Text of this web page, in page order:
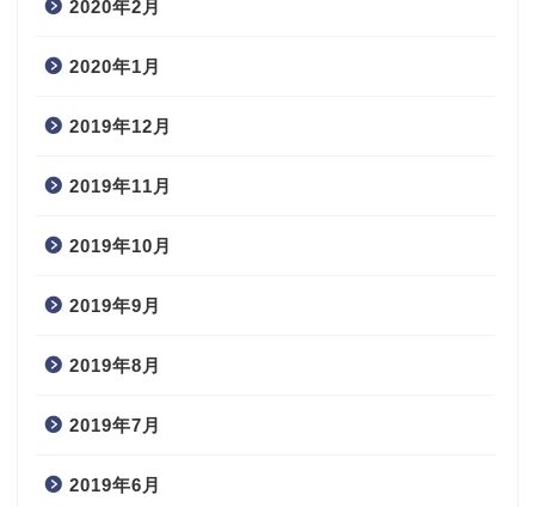
2020年2月
2020年1月
2019年12月
2019年11月
2019年10月
2019年9月
2019年8月
2019年7月
2019年6月